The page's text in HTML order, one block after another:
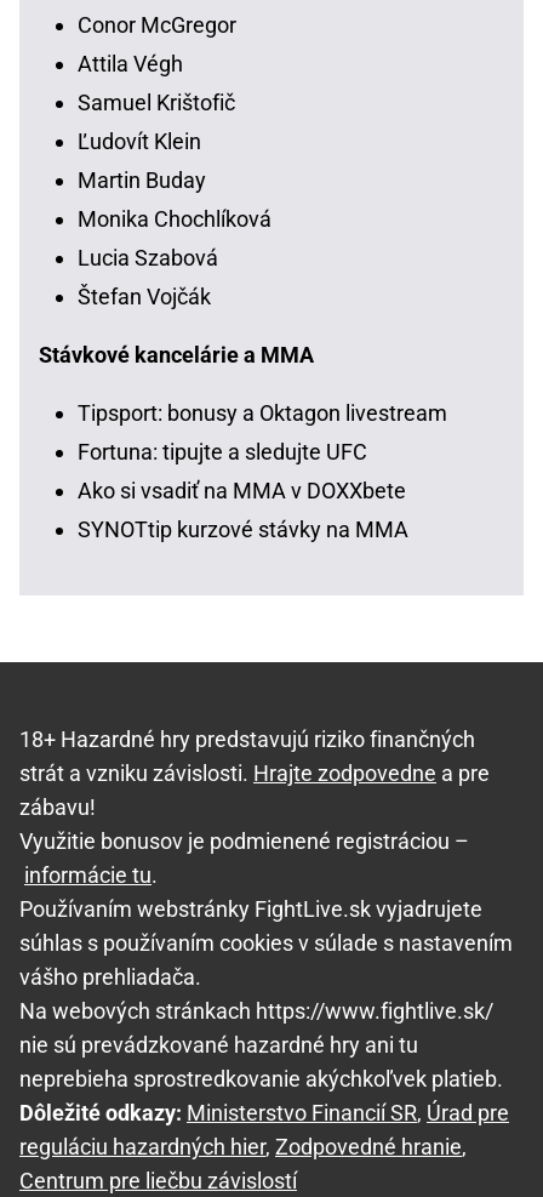
Conor McGregor
Attila Végh
Samuel Krištofič
Ľudovít Klein
Martin Buday
Monika Chochlíková
Lucia Szabová
Štefan Vojčák
Stávkové kancelárie a MMA
Tipsport: bonusy a Oktagon livestream
Fortuna: tipujte a sledujte UFC
Ako si vsadiť na MMA v DOXXbete
SYNOTtip kurzové stávky na MMA
18+ Hazardné hry predstavujú riziko finančných
strát a vzniku závislosti. Hrajte zodpovedne a pre
zábavu!
Využitie bonusov je podmienené registráciou –
informácie tu.
Používaním webstránky FightLive.sk vyjadrujete
súhlas s používaním cookies v súlade s nastavením
vášho prehliadača.
Na webových stránkach https://www.fightlive.sk/
nie sú prevádzkované hazardné hry ani tu
neprebieha sprostredkovanie akýchkoľvek platieb.
Dôležité odkazy: Ministerstvo Financií SR, Úrad pre
reguláciu hazardných hier, Zodpovedné hranie,
Centrum pre liečbu závislostí